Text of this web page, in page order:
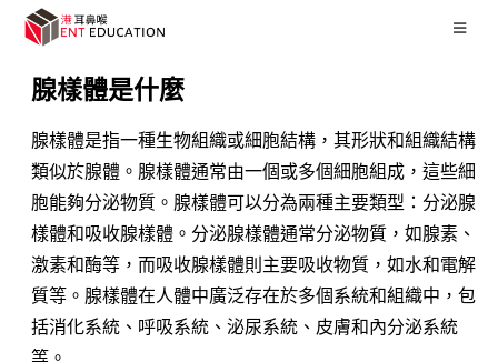
腺樣體是什麼
腺樣體是指一種生物組織或細胞結構，其形狀和組織結構
類似於腺體。腺樣體通常由一個或多個細胞組成，這些細
胞能夠分泌物質。腺樣體可以分為兩種主要類型：分泌腺
樣體和吸收腺樣體。分泌腺樣體通常分泌物質，如腺素、
激素和酶等，而吸收腺樣體則主要吸收物質，如水和電解
質等。腺樣體在人體中廣泛存在於多個系統和組織中，包
括消化系統、呼吸系統、泌尿系統、皮膚和內分泌系統